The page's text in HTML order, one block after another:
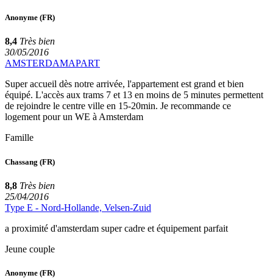
Anonyme (FR)
8,4 Très bien
30/05/2016
AMSTERDAMAPART
Super accueil dès notre arrivée, l'appartement est grand et bien
équipé. L'accès aux trams 7 et 13 en moins de 5 minutes permettent
de rejoindre le centre ville en 15-20min. Je recommande ce
logement pour un WE à Amsterdam
Famille
Chassang (FR)
8,8 Très bien
25/04/2016
Type E - Nord-Hollande, Velsen-Zuid
a proximité d'amsterdam super cadre et équipement parfait
Jeune couple
Anonyme (FR)